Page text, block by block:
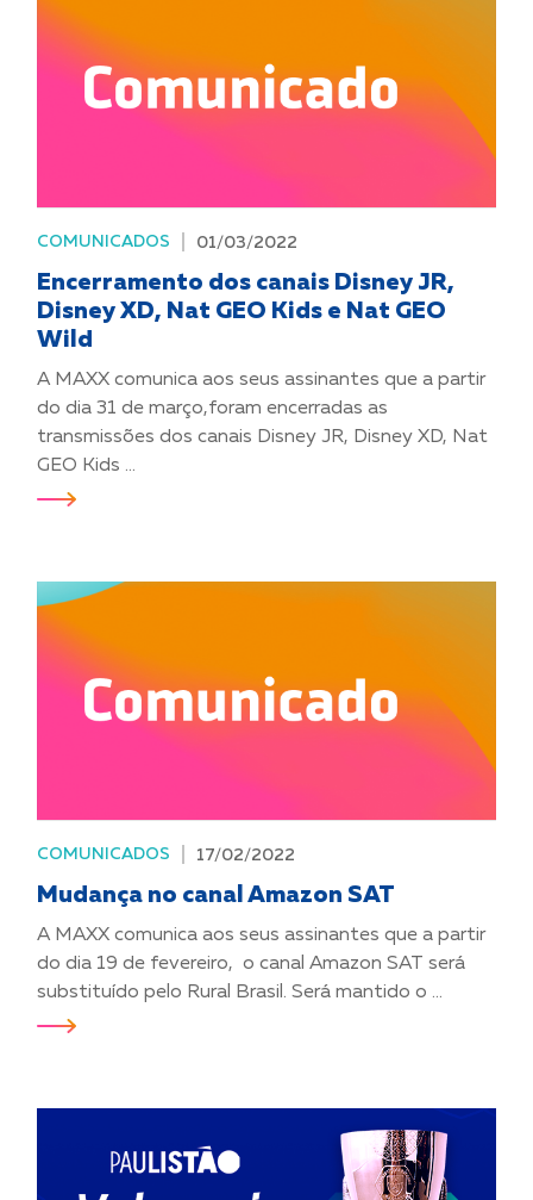
COMUNICADOS 01/03/2022
Encerramento dos canais Disney JR,
Disney XD, Nat GEO Kids e Nat GEO
Wild
A MAXX comunica aos seus assinantes que a partir
do dia 31 de março,foram encerradas as
transmissões dos canais Disney JR, Disney XD, Nat
GEO Kids ...
COMUNICADOS 17/02/2022
Mudança no canal Amazon SAT
A MAXX comunica aos seus assinantes que a partir
do dia 19 de fevereiro, o canal Amazon SAT será
substituído pelo Rural Brasil. Será mantido o ...